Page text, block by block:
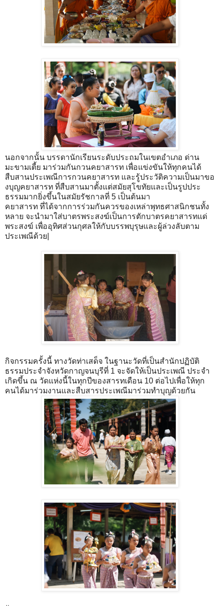
นอกจากนั้น บรรดานักเรียนระดับประถมในเขตอำเภอ ด่าน
มะขามเตี้ย มาร่วมกันกวนคยาสารท เพื่อแข่งขันให้ทุกคนได้
สืบสานประเพณีการกวนคยาสารท และรู้ประวัติความเป็นมาขอ
งบุญคยาสารท ที่สืบสานมาตั้งแต่สมัยสุโขทัยและเป็นรูปประ
ธรรมมากยิ่งขึ้นในสมัยรัชกาลที่ 5 เป็นต้นมา
คยาสารท ที่ได้จากการร่วมกันควรของเหล่าพุทธศาสนิกชนทั้ง
หลาย จะนำมาใส่บาตรพระสงฆ์เป็นการตักบาตรคยาสารทแด่
พระสงฆ์ เพื่ออุทิศส่วนกุศลให้กับบรรพบุรุษและผู้ล่วงลับตาม
ประเพณีด้วย|
กิจกรรมครั้งนี้ ทางวัดท่าเสด็จ ในฐานะวัดที่เป็นสำนักปฏิบัติ
ธรรมประจำจังหวัดกาญจนบุรีที่ 1 จะจัดให้เป็นประเพณี ประจำ
เกิดขึ้น ณ วัดแห่งนี้ในทุกปีของสารทเดือน 10 ต่อไปเพื่อให้ทุก
คนได้มาร่วมงานและสืบสารประเพณีมาร่วมทำบุญด้วยกัน